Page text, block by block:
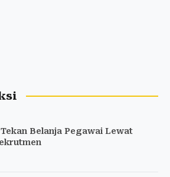
Belanja Pegawai Lewat